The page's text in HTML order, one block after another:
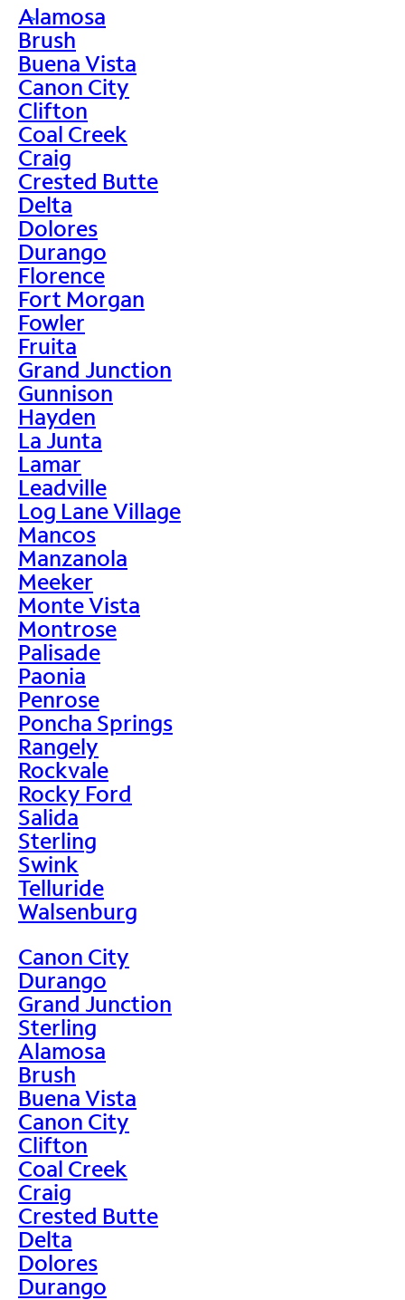
>
Alamosa
Brush
Buena Vista
Canon City
Clifton
Coal Creek
Craig
Crested Butte
Delta
Dolores
Durango
Florence
Fort Morgan
Fowler
Fruita
Grand Junction
Gunnison
Hayden
La Junta
Lamar
Leadville
Log Lane Village
Mancos
Manzanola
Meeker
Monte Vista
Montrose
Palisade
Paonia
Penrose
Poncha Springs
Rangely
Rockvale
Rocky Ford
Salida
Sterling
Swink
Telluride
Walsenburg
Canon City
Durango
Grand Junction
Sterling
Alamosa
Brush
Buena Vista
Canon City
Clifton
Coal Creek
Craig
Crested Butte
Delta
Dolores
Durango